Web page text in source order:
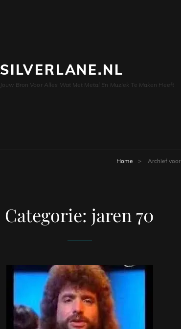
SILVERLANE.NL
Jouw Bron Voor Alles Wat Met Metal En Muziek Te Maken Heeft
Home > Archief voor
Categorie:jaren 70